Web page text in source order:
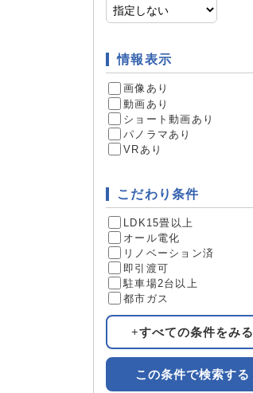
情報表示
画像あり
動画あり
ショート動画あり
パノラマあり
VRあり
こだわり条件
LDK15畳以上
オール電化
リノベーション済
即引渡可
駐車場2台以上
都市ガス
すべての条件をみる
この条件で検索する